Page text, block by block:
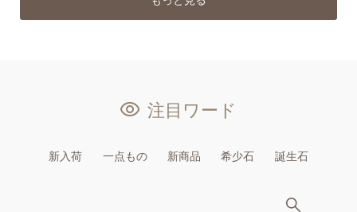
注目ワード
新入荷 一点もの 新商品 希少石 誕生石